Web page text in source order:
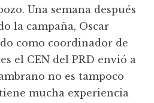
Una semana después
la campaña, Oscar
como coordinador de
el CEN del PRD envió a
no es tampoco
mucha experiencia